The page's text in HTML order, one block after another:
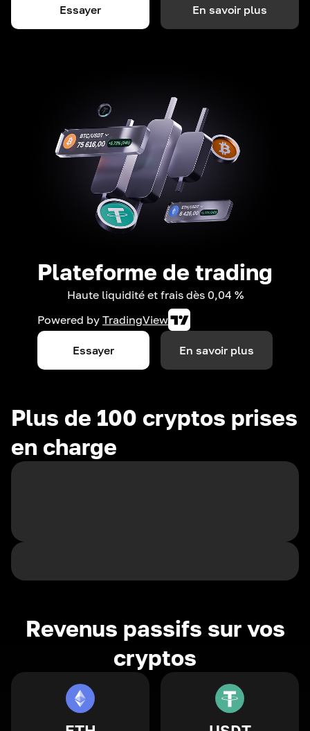
Essayer En savoir plus
Plateforme de trading
Haute liquidité et frais dès 0,04 %
Powered by TradingView
Essayer En savoir plus
Plus de 100 cryptos prises
en charge
Revenus passifs sur vos
cryptos